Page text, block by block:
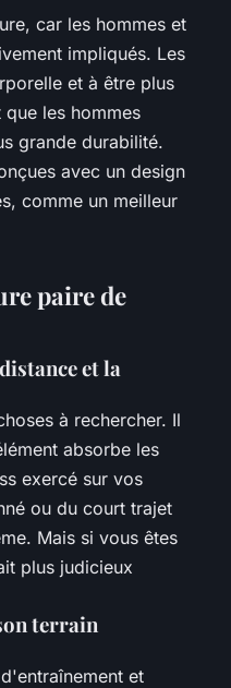
car les hommes et
impliqués. Les
et à être plus
les hommes
grande durabilité.
avec un design
comme un meilleur
paire de
et la
à rechercher. Il
absorbe les
exercé sur vos
ou du court trajet
Mais si vous êtes
plus judicieux
terrain
et